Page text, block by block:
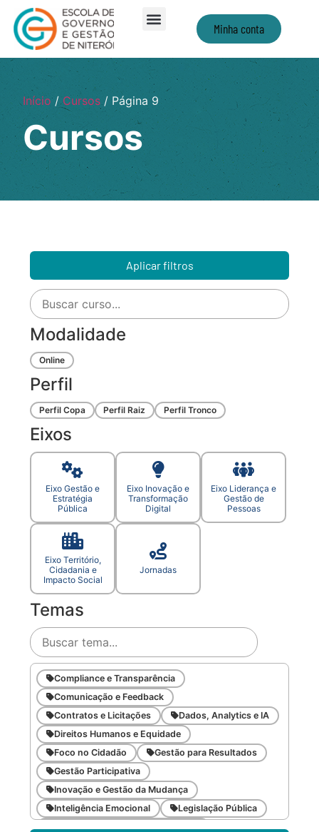
Minha conta
Início/Cursos/ Página 9
Cursos
Aplicar filtros
Modalidade
Online
Perfil
Perfil Copa Perfil Raiz Perfil Tronco
Eixos
Eixo Gestão e
Estratégia
Pública
Eixo Inovação e
Transformação
Digital
Eixo Liderança e
Gestão de
Pessoas
Eixo Território,
Cidadania e
Impacto Social
Jornadas
Temas
Compliance e Transparência
Comunicação e Feedback
Contratos e Licitações
Dados, Analytics e IA
Direitos Humanos e Equidade
Foco no Cidadão
Gestão para Resultados
Gestão Participativa
Inovação e Gestão da Mudança
Inteligência Emocional
Legislação Pública
Meio Ambiente e Sustentabilidade